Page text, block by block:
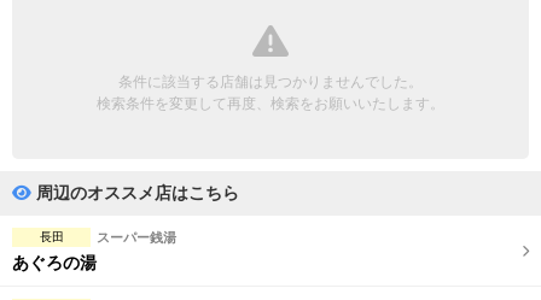
完全個室
条件に該当する店舗は見つかりませんでした。
検索条件を変更して再度、検索をお願いいたします。
周辺のオススメ店はこちら
長田 スーパー銭湯
あぐろの湯